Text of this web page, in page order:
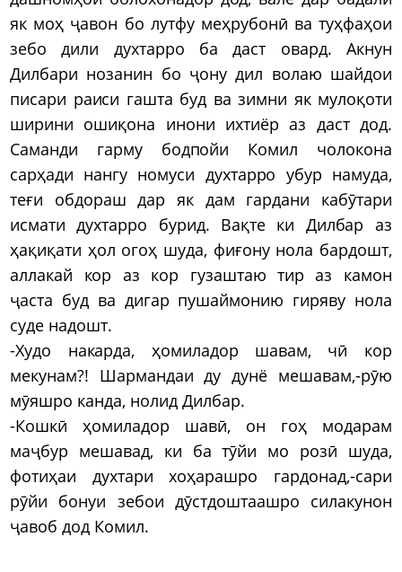
як моҳ ҷавон бо лутфу меҳрубонӣ ва туҳфаҳои
зебо дили духтарро ба даст овард. Акнун
Дилбари нозанин бо ҷону дил волаю шайдои
писари раиси гашта буд ва зимни як мулоқоти
ширини ошиқона инони ихтиёр аз даст дод.
Саманди гарму бодпойи Комил чолокона
сарҳади нангу номуси духтарро убур намуда,
теғи обдораш дар як дам гардани кабӯтари
исмати духтарро бурид. Вақте ки Дилбар аз
ҳақиқати ҳол огоҳ шуда, фиғону нола бардошт,
аллакай кор аз кор гузаштаю тир аз камон
ҷаста буд ва дигар пушаймонию гиряву нола
суде надошт.
-Худо накарда, ҳомиладор шавам, чӣ кор
мекунам?! Шармандаи ду дунё мешавам,-рӯю
мӯяшро канда, нолид Дилбар.
-Кошкӣ ҳомиладор шавӣ, он гоҳ модарам
маҷбур мешавад, ки ба тӯйи мо розӣ шуда,
фотиҳаи духтари хоҳарашро гардонад,-сари
рӯйи бонуи зебои дӯстдоштаашро силакунон
ҷавоб дод Комил.